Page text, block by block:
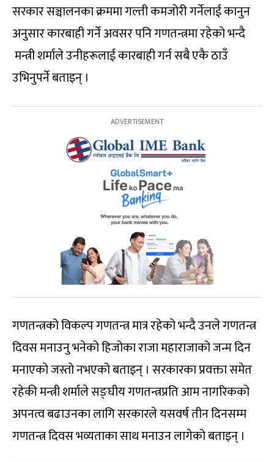
सरकार सञ्चालनका क्रममा गल्ती कमजोरी गर्नेलाई कानुन
अनुसार कारबाही गर्ने अवसर पनि गणतन्त्रमा रहेको भन्दै
मन्त्री शर्माले उनीहरूलाई कारबाही गर्न सबै एकै ठाउँ
उभिनुपर्ने बताइन् ।
गणतन्त्रको विकल्प गणतन्त्र मात्र रहेको भन्दै उनले गणतन्त्र
दिवस मनाउनु भनेको हिजोका राजा महाराजाको जन्म दिन
मनाएको जस्तो नभएको बताइन् । सरकारका प्रवक्ता समेत
रहेकी मन्त्री शर्माले सङ्घीय गणतन्त्रप्रति आम नागरिकको
अपनत्व बढाउनका लागि सरकारले यसवर्ष तीन दिनसम्म
गणतन्त्र दिवस भव्यताका साथ मनाउन लागेको बताइन् ।